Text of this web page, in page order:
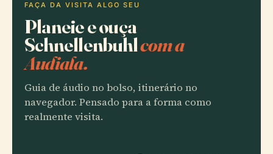
FAÇA DA VISITA ALGO SEU
Planeie e ouça
Schnellenbuhlcom a
Audiala.
Guia de áudio no bolso, itinerário no
navegador. Pensado para a forma como
realmente visita.